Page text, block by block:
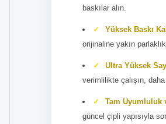
baskılar alın.
Yüksek Baskı
orijinaline yakın
Ultra Yüksek
verimlilikte çalışın,
Tam Uyumluluk
güncel çipli yapısıyla